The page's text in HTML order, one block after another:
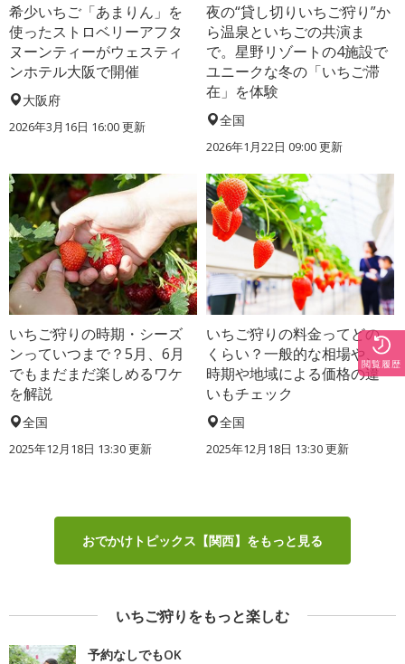
希少いちご「あまりん」を
使ったストロベリーアフタ
ヌーンティーがウェスティ
ンホテル大阪で開催
大阪府
2026年3月16日 16:00 更新
夜の“貸し切りいちご狩り”か
ら温泉といちごの共演ま
で。星野リゾートの4施設で
ユニークな冬の「いちご滞
在」を体験
全国
2026年1月22日 09:00 更新
いちご狩りの時期・シーズ
ンっていつまで？5月、6月
でもまだまだ楽しめるワケ
を解説
全国
2025年12月18日 13:30 更新
いちご狩りの料金ってどの
くらい？一般的な相場や、
時期や地域による価格の違
いもチェック
全国
2025年12月18日 13:30 更新
おでかけトピックス【関西】をもっと見る
いちご狩りをもっと楽しむ
予約なしでもOK
閲覧履歴